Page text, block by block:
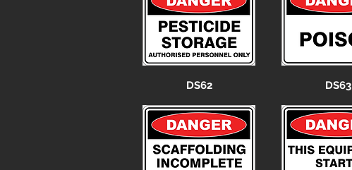
DS62 DS63